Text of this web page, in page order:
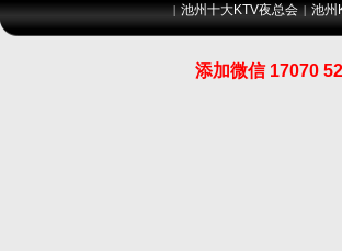
|池州十大KTV夜总会 |池州
添加微信 17070